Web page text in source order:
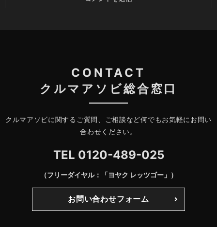
CONTACT
クルマアソビ総合窓口
クルマアソビに関するご質問、ご相談など何でもお気軽にお問い
合わせください。
TEL 0120-489-025
（フリーダイヤル：「ヨヤク レッツゴー」）
お問い合わせフォーム